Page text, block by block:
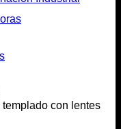
templado con lentes